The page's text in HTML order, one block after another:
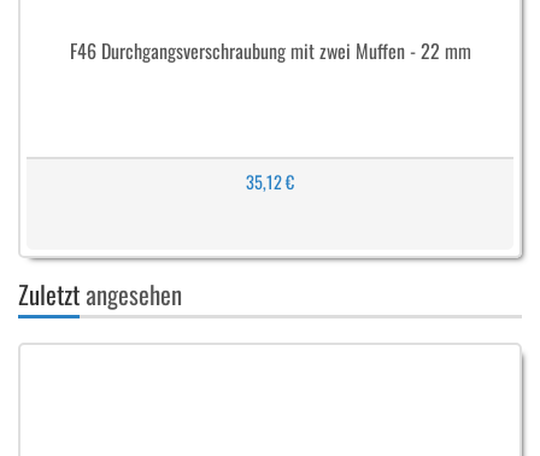
F46 Durchgangsverschraubung mit zwei Muffen - 22 mm
35,12 €
Zuletztangesehen